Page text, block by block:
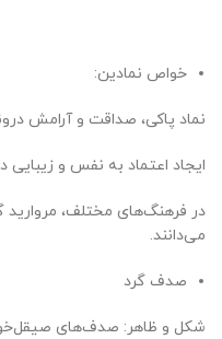
خواص نمادین:
نماد پاکی، صداقت و آرامش
ایجاد اعتماد به نفس و زیبایی
در فرهنگ‌های مختلف، مروارید
می‌دانند.
صدف گرد
شکل و ظاهر: صدف‌های